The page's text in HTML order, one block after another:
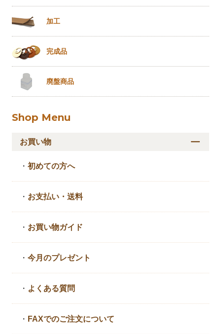
加工
完成品
廃盤商品
Shop Menu
お買い物
・初めての方へ
・ お支払い・送料
・ お買い物ガイド
・今月のプレゼント
・ よくある質問
・ FAXでのご注文について